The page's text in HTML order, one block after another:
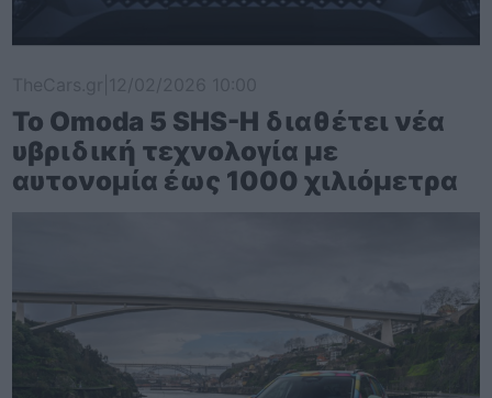
Το Omoda 5 SHS-H διαθέτει νέα
υβριδική τεχνολογία με
αυτονομία έως 1000 χιλιόμετρα